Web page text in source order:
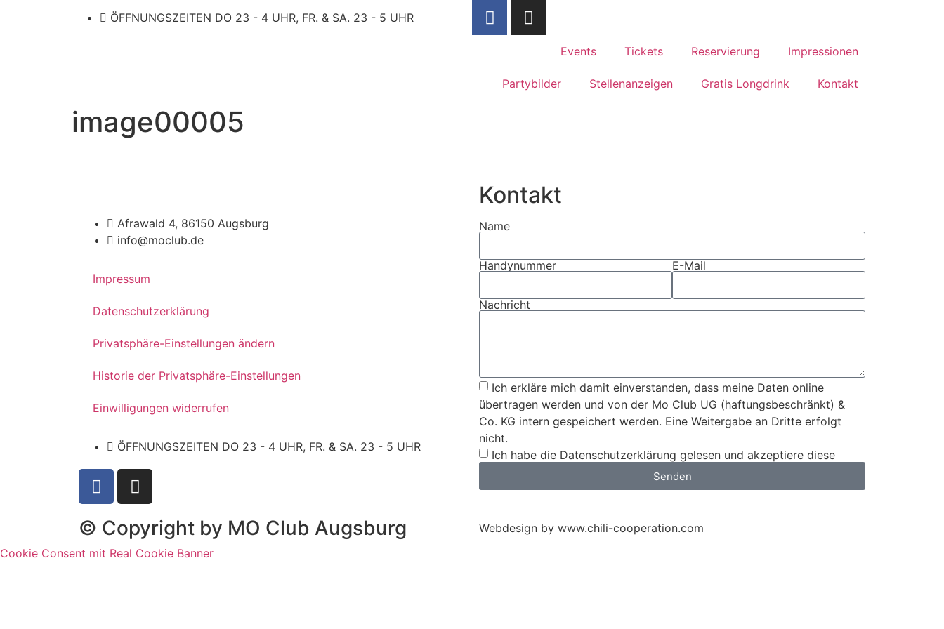
ÖFFNUNGSZEITEN DO 23 - 4 UHR, FR. & SA. 23 - 5 UHR
Events Tickets Reservierung Impressionen
Partybilder Stellenanzeigen Gratis Longdrink Kontakt
image00005
Afrawald 4, 86150 Augsburg
info@moclub.de
Impressum
Datenschutzerklärung
Privatsphäre-Einstellungen ändern
Historie der Privatsphäre-Einstellungen
Einwilligungen widerrufen
ÖFFNUNGSZEITEN DO 23 - 4 UHR, FR. & SA. 23 - 5 UHR
Kontakt
Name
Handynummer E-Mail
Nachricht
Ich erkläre mich damit einverstanden, dass meine Daten online
übertragen werden und von der Mo Club UG (haftungsbeschränkt) &
Co. KG intern gespeichert werden. Eine Weitergabe an Dritte erfolgt
nicht.
Ich habe die Datenschutzerklärung gelesen und akzeptiere diese
Senden
© Copyright by MO Club Augsburg
Webdesign by www.chili-cooperation.com
Cookie Consent mit Real Cookie Banner